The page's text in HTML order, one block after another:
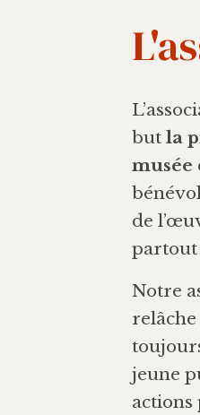
but la
musée
de
partout
Notre
jeune
actions